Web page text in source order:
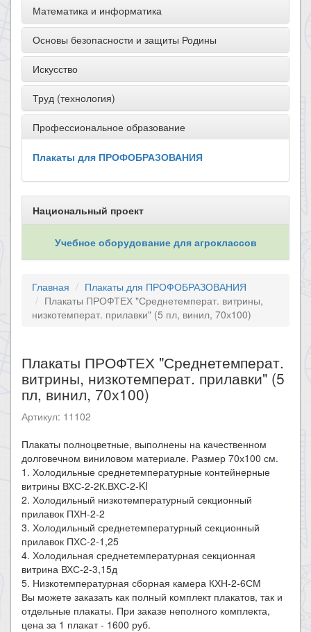
Математика и информатика
Основы безопасности и защиты Родины
Искусство
Труд (технология)
Профессиональное образование
Плакаты для ПРОФОБРАЗОВАНИЯ
Национальный проект
Учебное оборудование для агроклассов
Главная
Плакаты для ПРОФОБРАЗОВАНИЯ
Плакаты ПРОФТЕХ "Среднетемперат. витрины,
низкотемперат. прилавки" (5 пл, винил, 70х100)
Плакаты ПРОФТЕХ "Среднетемперат.
витрины, низкотемперат. прилавки" (5
пл, винил, 70х100)
Артикул: 11102
Плакаты полноцветные, выполнены на качественном
долговечном виниловом материале. Размер 70х100 см.
1. Холодильные среднетемпературные контейнерные
витрины ВХС-2-2К.ВХС-2-KI
2. Холодильный низкотемпературный секционный
прилавок ПХН-2-2
3. Холодильный среднетемпературный секционный
прилавок ПХС-2-1,25
4. Холодильная среднетемпературная секционная
витрина ВХС-2-3,15д
5. Низкотемпературная сборная камера КХН-2-6СМ
Вы можете заказать как полный комплект плакатов, так и
отдельные плакаты. При заказе неполного комплекта,
цена за 1 плакат - 1600 руб.